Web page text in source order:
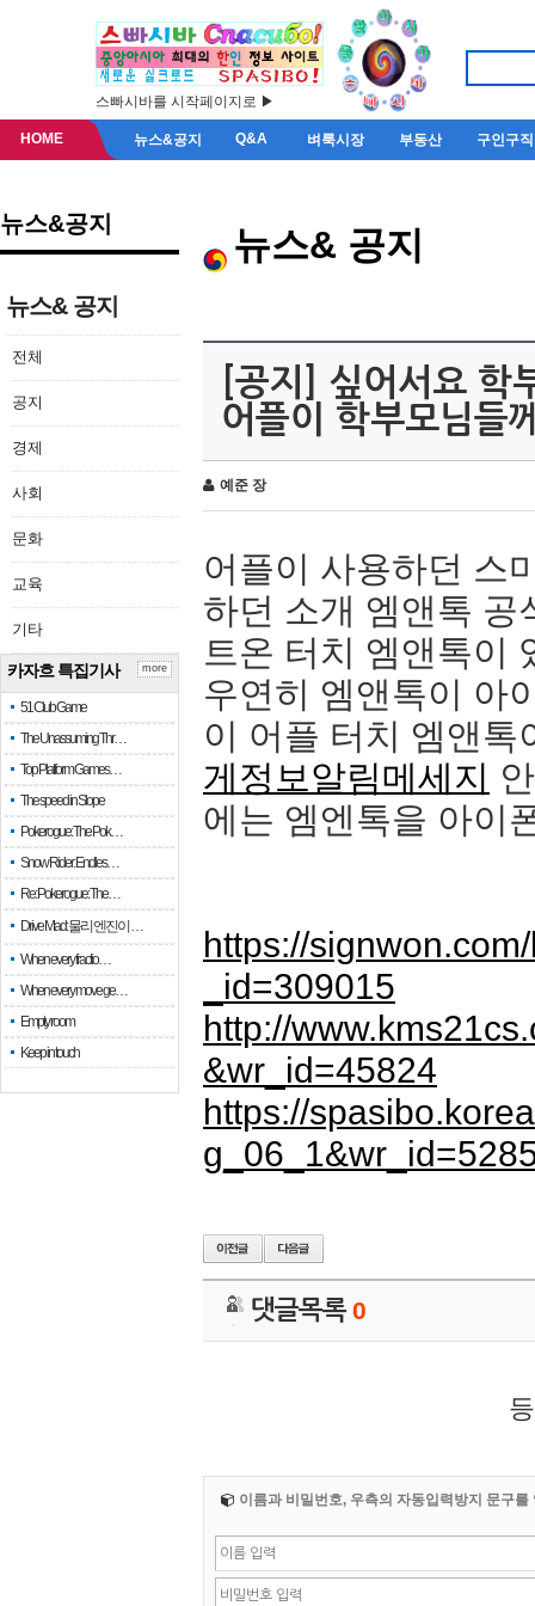
스빠시바를 시작페이지로 ▶
HOME 뉴스&공지 Q&A 벼룩시장 부동산 구인구직
뉴스&공지
뉴스& 공지
전체
공지
경제
사회
문화
교육
기타
카자흐 특집기사
51 Club Game
The Unassuming Thr…
Top Platform Games…
The speed in Slope
Pokerogue: The Pok…
Snow Rider: Endles…
Re: Pokerogue: The…
Drive Mad: 물리 엔진이 …
When every fractio…
When every move ge…
Empty room
Keep in touch
more
뉴스& 공지
[공지] 싶어서요 학
어플이 학부모님들
예준 장
어플이 사용하던 스
하던 소개 엠앤톡 공
트온 터치 엠앤톡이
우연히 엠앤톡이 아
이 어플 터치 엠앤
게정보알림메세지
에는 엠엔톡을 아이
https://
_id=309015
http://
&wr_id=45824
https://
댓글목록0
이름과 비밀번호, 우측의 자동입력방지 문구를